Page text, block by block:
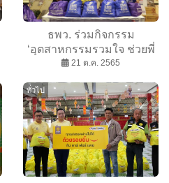
ธพว. ร่วมกิจกรรม
‘อุตสาหกรรมรวมใจ ช่วยพี่
น้องชาวไทย’ บรรจุถุงยังชีพ-
สิ่งของช่วยเหลือผู้ประสบภัย
น้ำท่วม
21 ต.ค. 2565
ทั่วไป